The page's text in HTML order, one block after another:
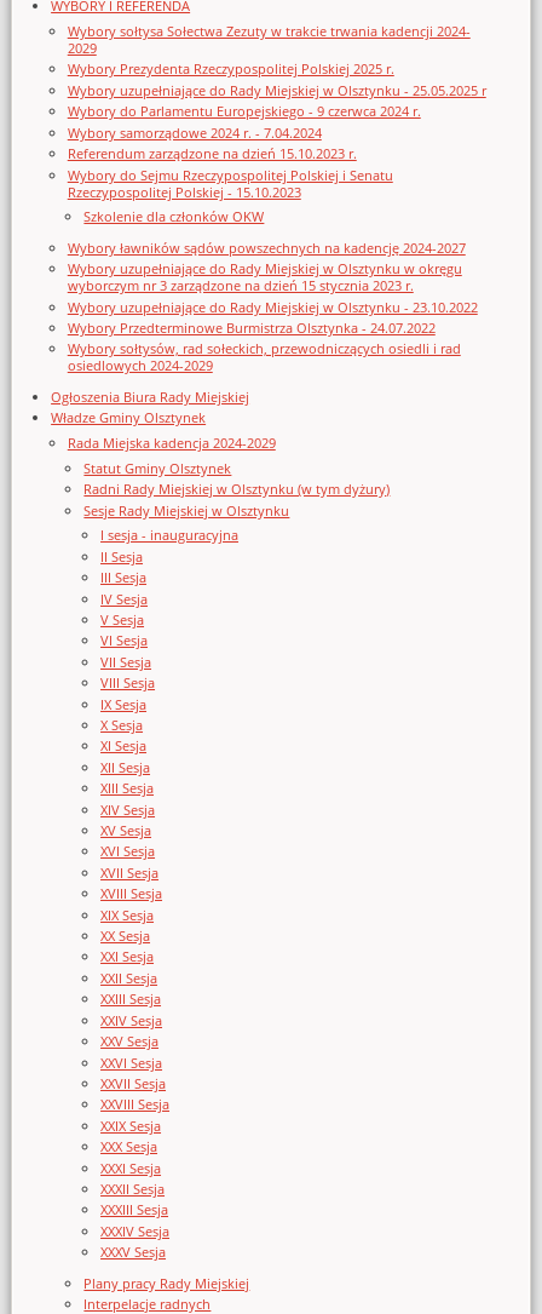
WYBORY I REFERENDA
Wybory sołtysa Sołectwa Zezuty w trakcie trwania kadencji 2024-
2029
Wybory Prezydenta Rzeczypospolitej Polskiej 2025 r.
Wybory uzupełniające do Rady Miejskiej w Olsztynku - 25.05.2025 r
Wybory do Parlamentu Europejskiego - 9 czerwca 2024 r.
Wybory samorządowe 2024 r. - 7.04.2024
Referendum zarządzone na dzień 15.10.2023 r.
Wybory do Sejmu Rzeczypospolitej Polskiej i Senatu
Rzeczypospolitej Polskiej - 15.10.2023
Szkolenie dla członków OKW
Wybory ławników sądów powszechnych na kadencję 2024-2027
Wybory uzupełniające do Rady Miejskiej w Olsztynku w okręgu
wyborczym nr 3 zarządzone na dzień 15 stycznia 2023 r.
Wybory uzupełniające do Rady Miejskiej w Olsztynku - 23.10.2022
Wybory Przedterminowe Burmistrza Olsztynka - 24.07.2022
Wybory sołtysów, rad sołeckich, przewodniczących osiedli i rad
osiedlowych 2024-2029
Ogłoszenia Biura Rady Miejskiej
Władze Gminy Olsztynek
Rada Miejska kadencja 2024-2029
Statut Gminy Olsztynek
Radni Rady Miejskiej w Olsztynku (w tym dyżury)
Sesje Rady Miejskiej w Olsztynku
I sesja - inauguracyjna
II Sesja
III Sesja
IV Sesja
V Sesja
VI Sesja
VII Sesja
VIII Sesja
IX Sesja
X Sesja
XI Sesja
XII Sesja
XIII Sesja
XIV Sesja
XV Sesja
XVI Sesja
XVII Sesja
XVIII Sesja
XIX Sesja
XX Sesja
XXI Sesja
XXII Sesja
XXIII Sesja
XXIV Sesja
XXV Sesja
XXVI Sesja
XXVII Sesja
XXVIII Sesja
XXIX Sesja
XXX Sesja
XXXI Sesja
XXXII Sesja
XXXIII Sesja
XXXIV Sesja
XXXV Sesja
Plany pracy Rady Miejskiej
Interpelacje radnych